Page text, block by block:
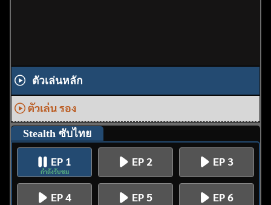
ตัวเล่นหลัก
ตัวเล่น รอง
Stealth ซับไทย
EP 1
กำลังรับชม
EP 2 EP 3
EP 4 EP 5 EP 6